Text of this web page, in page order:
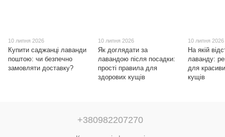
10 липня 2026
Купити саджанці лаванди
поштою: чи безпечно
замовляти доставку?
10 липня 2026
Як доглядати за
лавандою після посадки:
прості правила для
здорових кущів
10 липня 2026
На якій
лаванду:
для
кущів
+380982207270